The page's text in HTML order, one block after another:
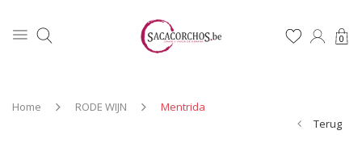
0
Home RODE WIJN
Mentrida
Terug